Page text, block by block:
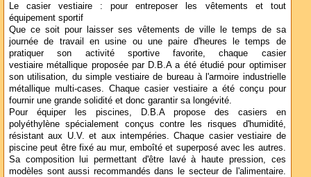
Le casier vestiaire : pour entreposer les vêtements et tout
équipement sportif
Que ce soit pour laisser ses vêtements de ville le temps de sa
journée de travail en usine ou une paire d'heures le temps de
pratiquer son activité sportive favorite, chaque casier
vestiaire métallique proposée par D.B.A a été étudié pour optimiser
son utilisation, du simple vestiaire de bureau à l'armoire industrielle
métallique multi-cases. Chaque casier vestiaire a été conçu pour
fournir une grande solidité et donc garantir sa longévité.
Pour équiper les piscines, D.B.A propose des casiers en
polyéthylène spécialement conçus contre les risques d'humidité,
résistant aux U.V. et aux intempéries. Chaque casier vestiaire de
piscine peut être fixé au mur, emboîté et superposé avec les autres.
Sa composition lui permettant d'être lavé à haute pression, ces
modèles sont aussi recommandés dans le secteur de l'alimentaire.